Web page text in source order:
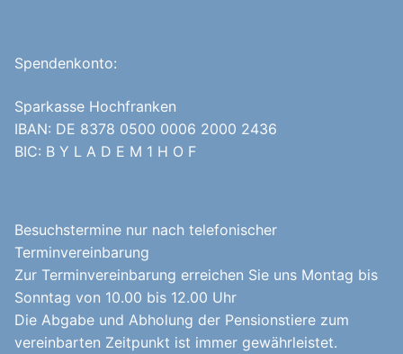
Spendenkonto:
Sparkasse Hochfranken
IBAN: DE 8378 0500 0006 2000 2436
BIC: B Y L A D E M 1 H O F
Besuchstermine nur nach telefonischer
Terminvereinbarung
Zur Terminvereinbarung erreichen Sie uns Montag bis
Sonntag von 10.00 bis 12.00 Uhr
Die Abgabe und Abholung der Pensionstiere zum
vereinbarten Zeitpunkt ist immer gewährleistet.